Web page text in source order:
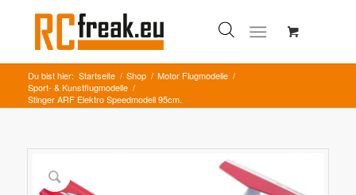
Du bist hier: Startseite / Shop / Motor Flugmodelle /
Sport- & Kunstflugmodelle /
Stinger ARF Elektro Speedmodell 95cm.